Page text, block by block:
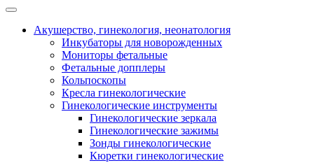
Акушерство, гинекология, неонатология
Инкубаторы для новорожденных
Мониторы фетальные
Фетальные допплеры
Кольпоскопы
Кресла гинекологические
Гинекологические инструменты
Гинекологические зеркала
Гинекологические зажимы
Зонды гинекологические
Кюретки гинекологические